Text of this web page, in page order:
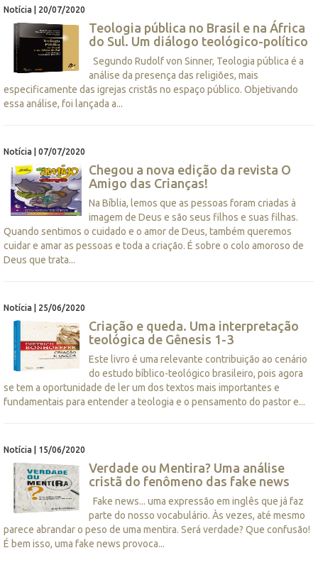
Notícia | 20/07/2020
Teologia pública no Brasil e na África
do Sul. Um diálogo teológico-político
Segundo Rudolf von Sinner, Teologia pública é a
análise da presença das religiões, mais
especificamente das igrejas cristãs no espaço público. Objetivando
essa análise, foi lançada a...
Notícia | 07/07/2020
Chegou a nova edição da revista O
Amigo das Crianças!
Na Bíblia, lemos que as pessoas foram criadas à
imagem de Deus e são seus filhos e suas filhas.
Quando sentimos o cuidado e o amor de Deus, também queremos
cuidar e amar as pessoas e toda a criação. É sobre o colo amoroso de
Deus que trata...
Notícia | 25/06/2020
Criação e queda. Uma interpretação
teológica de Gênesis 1-3
Este livro é uma relevante contribuição ao cenário
do estudo bíblico-teológico brasileiro, pois agora
se tem a oportunidade de ler um dos textos mais importantes e
fundamentais para entender a teologia e o pensamento do pastor e...
Notícia | 15/06/2020
Verdade ou Mentira? Uma análise
cristã do fenômeno das fake news
Fake news... uma expressão em inglês que já faz
parte do nosso vocabulário. Às vezes, até mesmo
parece abrandar o peso de uma mentira. Será verdade? Que confusão!
É bem isso, uma fake news provoca...